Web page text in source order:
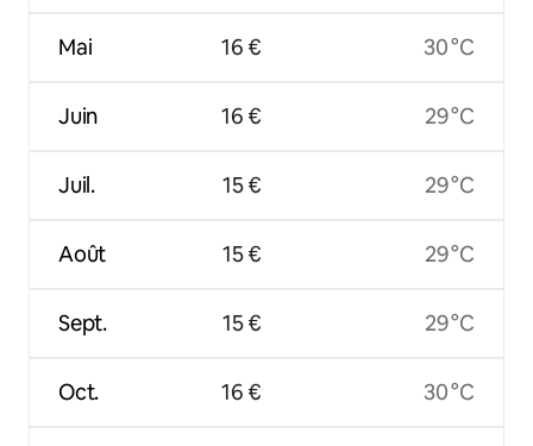
Mai
Juin
Juil.
Août
Sept.
Oct.
16 €
16 €
15 €
15 €
15 €
16 €
30 °C
29 °C
29 °C
29 °C
29 °C
30 °C